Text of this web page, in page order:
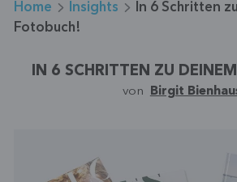
Home Insights
In 6 Schritten
Fotobuch!
IN 6 SCHRITTEN ZU
von Birgit